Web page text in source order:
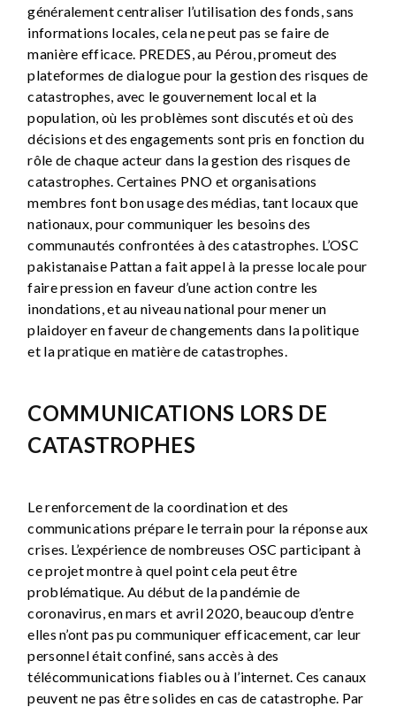
généralement centraliser l’utilisation des fonds, sans
informations locales, cela ne peut pas se faire de
manière efficace. PREDES, au Pérou, promeut des
plateformes de dialogue pour la gestion des risques de
catastrophes, avec le gouvernement local et la
population, où les problèmes sont discutés et où des
décisions et des engagements sont pris en fonction du
rôle de chaque acteur dans la gestion des risques de
catastrophes. Certaines PNO et organisations
membres font bon usage des médias, tant locaux que
nationaux, pour communiquer les besoins des
communautés confrontées à des catastrophes. L’OSC
pakistanaise Pattan a fait appel à la presse locale pour
faire pression en faveur d’une action contre les
inondations, et au niveau national pour mener un
plaidoyer en faveur de changements dans la politique
et la pratique en matière de catastrophes.
COMMUNICATIONS LORS DE
CATASTROPHES
Le renforcement de la coordination et des
communications prépare le terrain pour la réponse aux
crises. L’expérience de nombreuses OSC participant à
ce projet montre à quel point cela peut être
problématique. Au début de la pandémie de
coronavirus, en mars et avril 2020, beaucoup d’entre
elles n’ont pas pu communiquer efficacement, car leur
personnel était confiné, sans accès à des
télécommunications fiables ou à l’internet. Ces canaux
peuvent ne pas être solides en cas de catastrophe. Par